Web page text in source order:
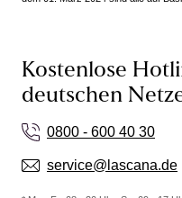
Kostenlose
deutschen
0800 - 600 40 30
service@lascana.de